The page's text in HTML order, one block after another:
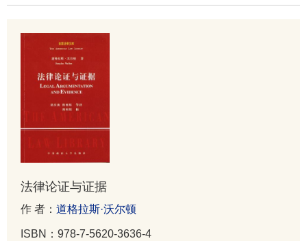
法律论证与证据
作 者： 道格拉斯·沃尔顿
ISBN：978-7-5620-3636-4